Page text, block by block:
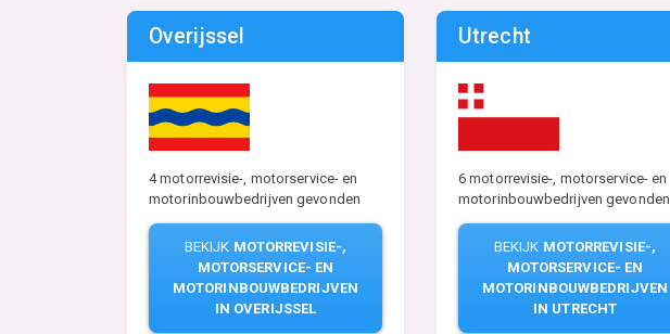
Overijssel
4 motorrevisie-, motorservice- en
motorinbouwbedrijven gevonden
BEKIJK MOTORREVISIE-,
MOTORSERVICE- EN
MOTORINBOUWBEDRIJVEN
IN OVERIJSSEL
Utrecht
6 motorrevisie-, motorservice- en
motorinbouwbedrijven gevonden
BEKIJK MOTORREVISIE-,
MOTORSERVICE- EN
MOTORINBOUWBEDRIJVEN
IN UTRECHT